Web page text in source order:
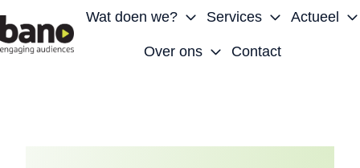
Wat doen we? Services Actueel
Over ons Contact